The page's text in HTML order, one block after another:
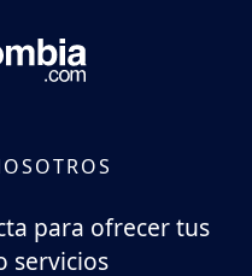
para ofrecer tus
servicios